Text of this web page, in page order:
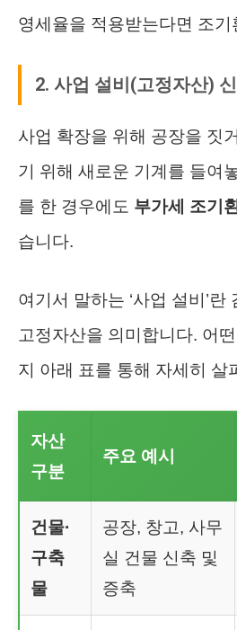
영세율을 적용받는다면 조
2. 사업 설비(고정자산) 신
사업 확장을 위해 공장을 짓
기 위해 새로운 기계를 들여
를 한 경우에도 부가세 조기
습니다.
여기서 말하는 ‘사업 설비’
고정자산을 의미합니다. 어
지 아래 표를 통해 자세히 살
자산
구분
주요 예시
건물·
구축
물
공장, 창고, 사무
실 건물 신축 및
증축